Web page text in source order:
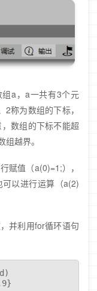
组a，a一共有3个元
称为数组的下标，
数组的下标不能超
越界。
赋值（a(0)=1;），
以进行运算（a(2)
并利用for循环语句